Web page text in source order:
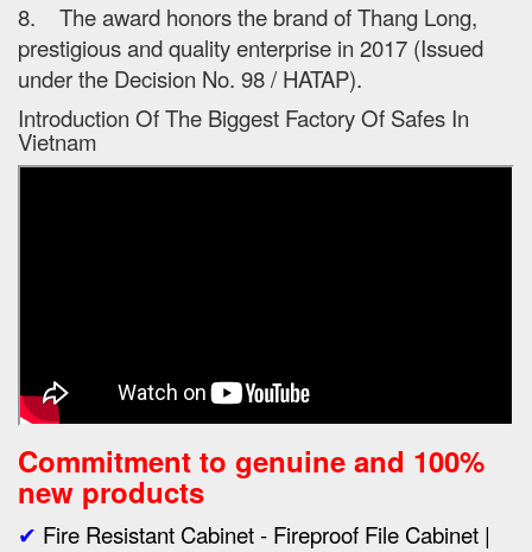
8. The award honors the brand of Thang Long,
prestigious and quality enterprise in 2017 (Issued
under the Decision No. 98 / HATAP).
Introduction Of The Biggest Factory Of Safes In
Vietnam
Commitment to genuine and 100%
new products
✔ Fire Resistant Cabinet - Fireproof File Cabinet |